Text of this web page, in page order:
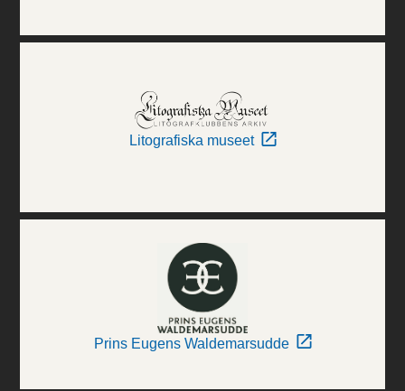
Litografiska museet
Prins Eugens Waldemarsudde